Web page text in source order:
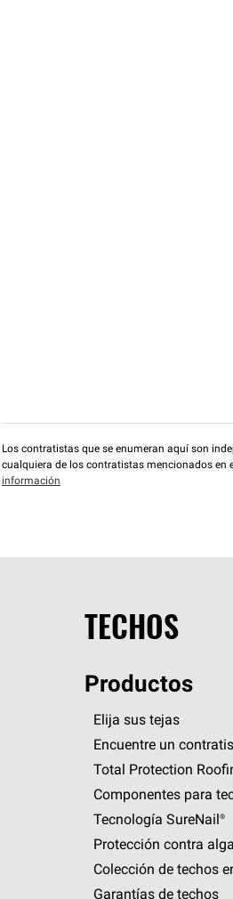
Los contratistas que se enumeran aquí son
cualquiera de los contratistas mencionados en
información
TECHOS
Productos
Elija sus tejas
Encuentre un
Total Protection
Componentes para
Tecnología SureNail®
Protección contra
Colección de techos
Garantías de techos